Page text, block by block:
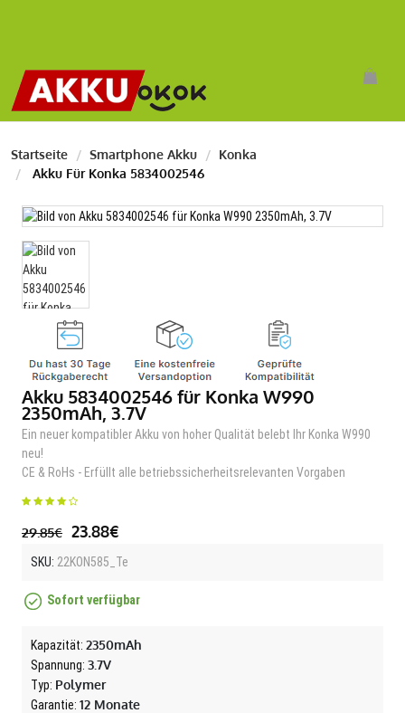
Startseite Smartphone Akku
Konka
Akku Für Konka 5834002546
Akku 5834002546 für Konka W990
2350mAh, 3.7V
Ein neuer kompatibler Akku von hoher Qualität belebt Ihr Konka W990
neu!
CE & RoHs - Erfüllt alle betriebssicherheitsrelevanten Vorgaben
29.85€ 23.88€
SKU: 22KON585_Te
Sofort verfügbar
Kapazität: 2350mAh
Spannung: 3.7V
Typ: Polymer
Garantie: 12 Monate